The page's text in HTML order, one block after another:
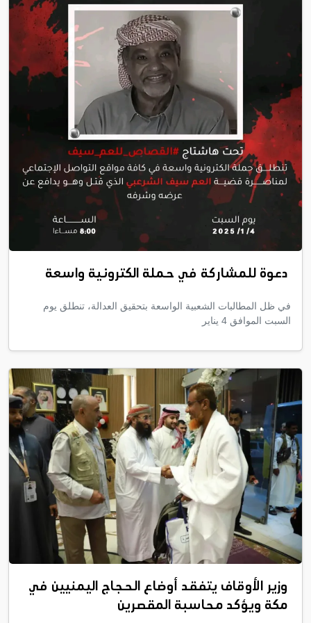
دعوة للمشاركة في حملة الكترونية واسعة
في ظل المطالبات الشعبية الواسعة بتحقيق العدالة، تنطلق يوم
السبت الموافق 4 يناير
وزير الأوقاف يتفقد أوضاع الحجاج اليمنيين في
مكة ويؤكد محاسبة المقصرين